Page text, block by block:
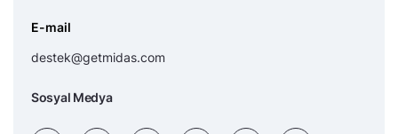
E-mail
destek@getmidas.com
Sosyal Medya